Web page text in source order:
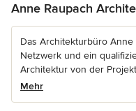
Anne Raupach
Das Architekturbüro
Netzwerk und ein
Architektur von der
Mehr